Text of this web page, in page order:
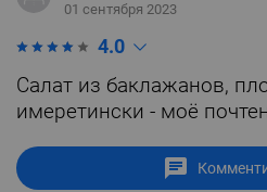
01 сентября 2023
4.0
Салат из баклажанов,
имеретински - моё